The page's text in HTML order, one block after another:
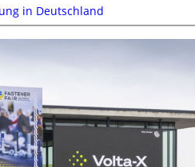
in Deutschland